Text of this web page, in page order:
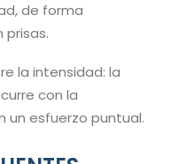
de forma
la intensidad: la
con la
un esfuerzo puntual.